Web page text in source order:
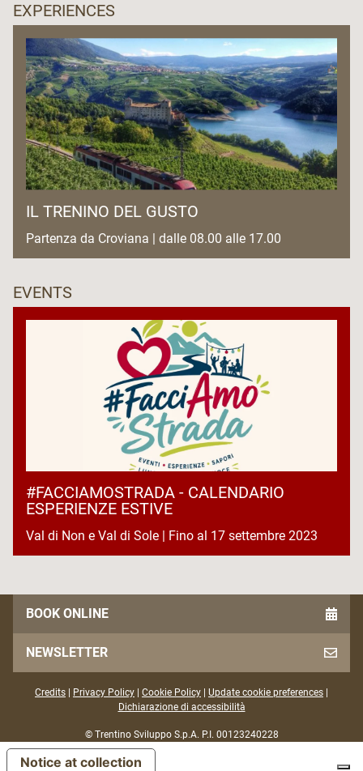
EXPERIENCES
IL TRENINO DEL GUSTO
Partenza da Croviana | dalle 08.00 alle 17.00
EVENTS
#FACCIAMOSTRADA - CALENDARIO
ESPERIENZE ESTIVE
Val di Non e Val di Sole | Fino al 17 settembre 2023
BOOK ONLINE
NEWSLETTER
Credits Privacy Policy Cookie Policy Update cookie preferences
Dichiarazione di accessibilità
© Trentino Sviluppo S.p.A. P.I. 00123240228
Notice at collection